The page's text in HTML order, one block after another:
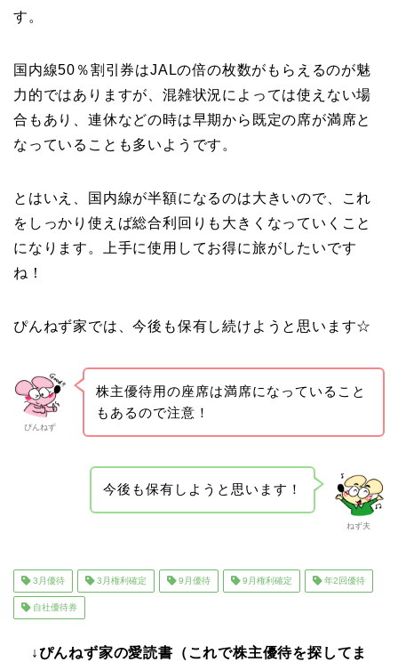
す。
国内線50％割引券はJALの倍の枚数がもらえるのが魅
力的ではありますが、混雑状況によっては使えない場
合もあり、連休などの時は早期から既定の席が満席と
なっていることも多いようです。
とはいえ、国内線が半額になるのは大きいので、これ
をしっかり使えば総合利回りも大きくなっていくこと
になります。上手に使用してお得に旅がしたいです
ね！
ぴんねず家では、今後も保有し続けようと思います☆
ぴんねず
株主優待用の座席は満席になっていること
もあるので注意！
ねず夫
今後も保有しようと思います！
3月優待 3月権利確定 9月優待 9月権利確定 年2回優待
自社優待券
↓ぴんねず家の愛読書（これで株主優待を探してま